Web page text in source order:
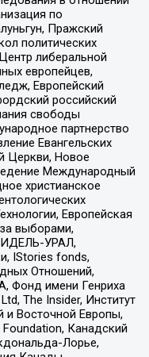
по
Пражский
политических
либеральной
европейцев,
Европейский
российский
свободы
партнерство
Евангельских
Церкви, Новое
Международный
христианское
Европейская
выборами,
УРАЛ,
IStories fonds,
Отношений,
имени Генриха
The Insider, Институт
и Восточной Европы,
Канадский
Лорье,